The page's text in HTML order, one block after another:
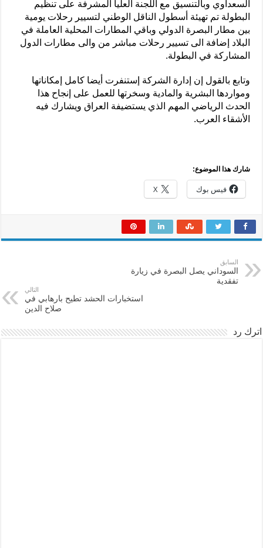
السعداوي وبالتنسيق مع اللجنة العليا المشرفة على تنظيم
البطولة تم تهيئة أسطول الناقل الوطني لتسيير رحلات يومية
بين مطار البصرة الدولي وباقي المطارات المحلية العاملة في
البلاد إضافة الى تسيير رحلات مباشر من والى مطارات الدول
المشاركة في البطولة.
وتابع بالقول إن إدارة الشركة إستنفرت أيضا كامل إمكاناتها
ومواردها البشرية والمادية وسخرتها للعمل على إنجاح هذا
الحدث الرياضي المهم الذي يستضيفة العراق ويشارك فيه
الأشقاء العرب.
شارك هذا الموضوع:
فيس بوك X
السابق
السوداني يصل البصرة في زيارة
تفقدية
التالي
استخبارات الحشد تطيح بارهابي في
صلاح الدين
اترك رد